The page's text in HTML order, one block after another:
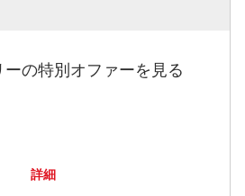
ーの特別オファーを見る
詳細